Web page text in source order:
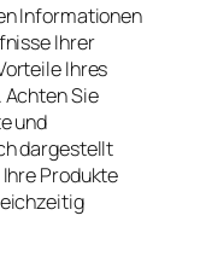
Informationen
Ihrer
Ihres
Sie
und
dargestellt
Produkte